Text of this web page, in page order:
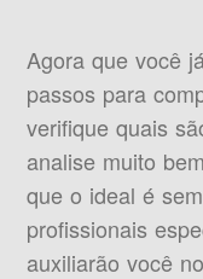
Agora que você
passos para
verifique quais
analise muito
que o ideal é
profissionais
auxiliarão você